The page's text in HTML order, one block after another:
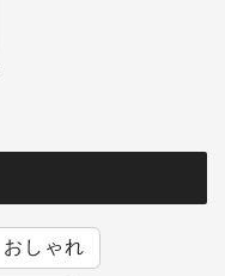
おしゃれ